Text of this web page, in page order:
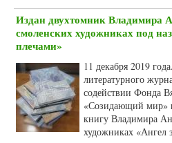
Издан двухтомник Владимира
смоленских художниках под
плечами»
11 декабря 2019
литературного
содействии Фонда
«Созидающий мир»
книгу Владимира
художниках «Ангел